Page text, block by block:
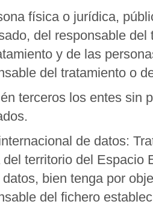
física o jurídica,
del responsable
y de las
del tratamiento o
terceros los entes sin
de datos:
territorio del Espacio
bien tenga por
del fichero